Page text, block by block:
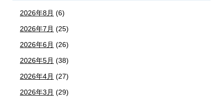
2026年8月 (6)
2026年7月 (25)
2026年6月 (26)
2026年5月 (38)
2026年4月 (27)
2026年3月 (29)